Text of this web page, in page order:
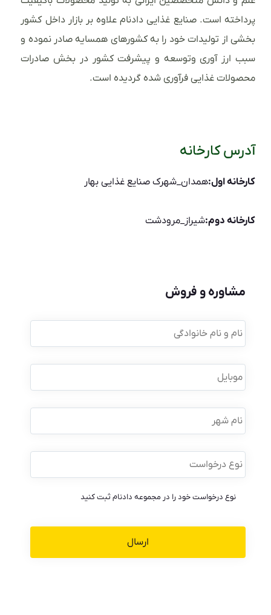
پرداخته است. صنایع غذایی دادنام علاوه بر بازار داخل کشور
بخشی از تولیدات خود را به کشورهای همسایه صادر نموده و
سبب ارز آوری وتوسعه و پیشرفت کشور در بخش صادرات
محصولات غذایی فرآوری شده گردیده است.
آدرس کارخانه
کارخانه اول:همدان_شهرک صنایع غذایی بهار
کارخانه دوم:شیراز_مرودشت
مشاوره و فروش
نام
و
نام
موبایل *
نام
شهر
نوع
درخواست *
نوع درخواست خود را در مجموعه دادنام ثبت کنید